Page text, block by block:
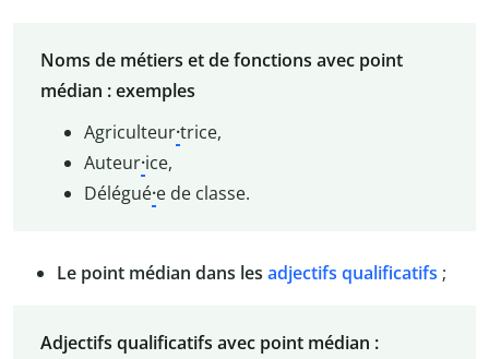
Noms de métiers et de fonctions avec point
médian : exemples
Agriculteur·trice,
Auteur·ice,
Délégué·e de classe.
Le point médian dans les adjectifs qualificatifs ;
Adjectifs qualificatifs avec point médian :